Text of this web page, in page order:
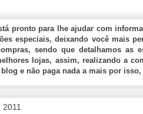
pronto para lhe ajudar com
especiais, deixando você mais
sendo que detalhamos as
lojas, assim, realizando a
e não paga nada a mais por